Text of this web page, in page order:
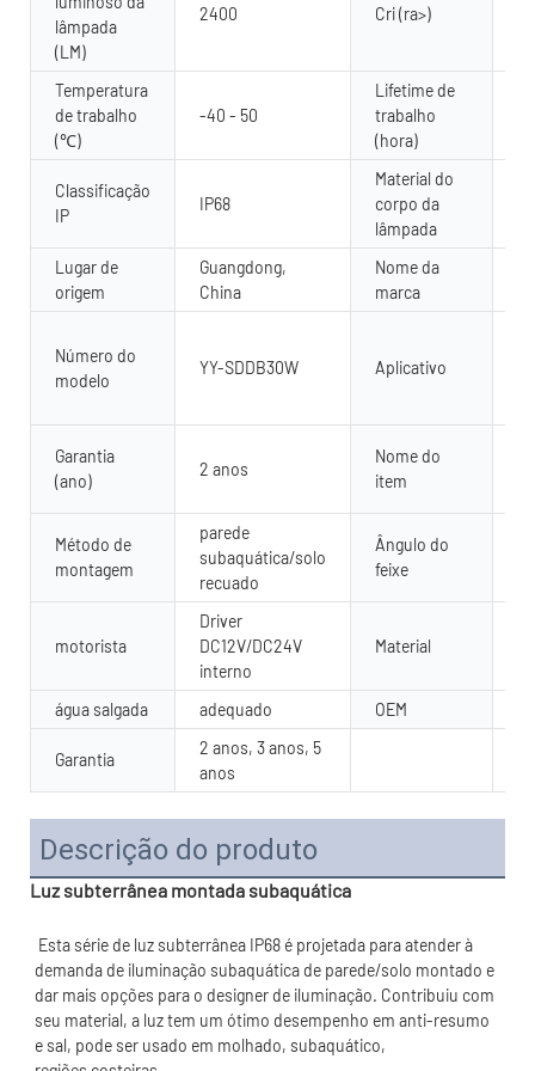
lâmpada
(LM)
2400 Cri (ra>)
Temperatura
de trabalho
(℃)
-40 - 50
Lifetime de
trabalho
(hora)
Classificação
IP
IP68
Material do
corpo da
lâmpada
Lugar de
origem
Guangdong,
China
Nome da
marca
Número do
modelo
YY-SDDB30W Aplicativo
Garantia
(ano)
2 anos
Nome do
item
Método de
montagem
parede
subaquática/solo
recuado
Ângulo do
feixe
motorista
Driver
DC12V/DC24V
interno
Material
água salgada adequado OEM
Garantia
2 anos, 3 anos, 5
anos
Descrição do produto
Luz subterrânea montada subaquática
demanda de iluminação subaquática de parede/solo montado e
dar mais opções para o designer de iluminação. Contribuiu com
seu material, a luz tem um ótimo desempenho em anti-resumo